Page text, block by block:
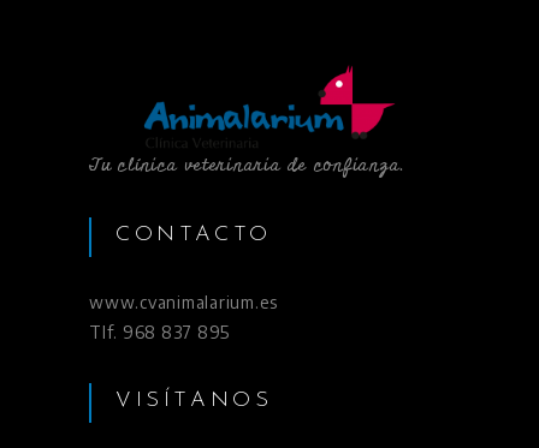
Tu clínica veterinaria de confianza.
CONTACTO
www.cvanimalarium.es
Tlf. 968 837 895
VISÍTANOS